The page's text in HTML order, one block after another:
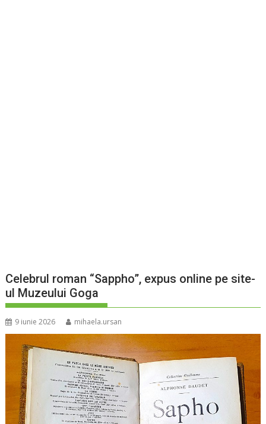
Celebrul roman “Sappho”, expus online pe site-
ul Muzeului Goga
9 iunie 2026 mihaela.ursan